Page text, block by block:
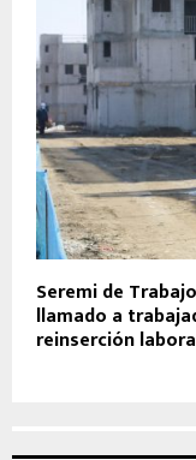
Seremi de
llamado a
reinserción